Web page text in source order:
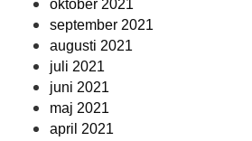
oktober 2021
september 2021
augusti 2021
juli 2021
juni 2021
maj 2021
april 2021